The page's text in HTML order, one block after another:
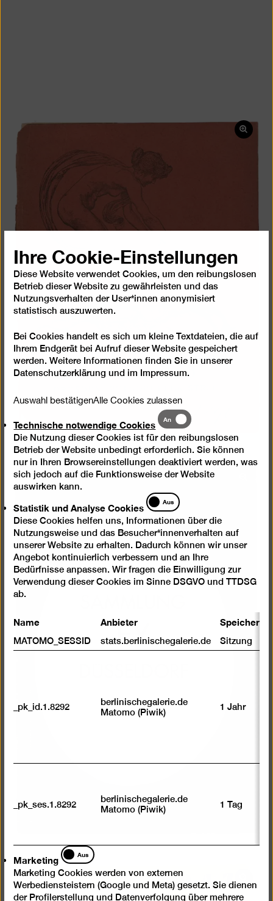
Bild
öffnen
Bild
Ihre Cookie-Einstellungen
Diese Website verwendet Cookies, um den reibungslosen
Betrieb dieser Website zu gewährleisten und das
Nutzungsverhalten der User*innen anonymisiert
statistisch auszuwerten.
Bei Cookies handelt es sich um kleine Textdateien, die auf
Ihrem Endgerät bei Aufruf dieser Website gespeichert
werden. Weitere Informationen finden Sie in unserer
Datenschutzerklärung und im Impressum.
Auswahl bestätigenAlle Cookies zulassen
Technische notwendige Cookies
Technische
notwendige
Cookies
An
Die Nutzung dieser Cookies ist für den reibungslosen
Betrieb der Website unbedingt erforderlich. Sie können
nur in Ihren Browsereinstellungen deaktiviert werden, was
sich jedoch auf die Funktionsweise der Website
auswirken kann.
Statistik und Analyse Cookies
Statistik
und
Analyse
Cookies
Aus
Diese Cookies helfen uns, Informationen über die
Nutzungsweise und das Besucher*innenverhalten auf
unserer Website zu erhalten. Dadurch können wir unser
Angebot kontinuierlich verbessern und an Ihre
Bedürfnisse anpassen. Wir fragen die Einwilligung zur
Verwendung dieser Cookies im Sinne DSGVO und TTDSG
ab.
Name Anbieter
MATOMO_SESSID stats.berlinischegalerie.de Sitzung
_pk_id.1.8292
berlinischegalerie.de
Matomo (Piwik)
1 Jahr
_pk_ses.1.8292
berlinischegalerie.de
Matomo (Piwik)
1 Tag
Marketing
Marketing
Aus
Marketing Cookies werden von externen
Werbediensteistern (Google und Meta) gesetzt. Sie dienen
der Profilerstellung und Datenverfolgung über mehrere